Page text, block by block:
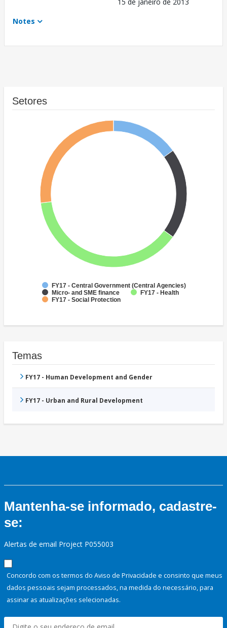
15 de janeiro de 2013
Notes
Setores
FY17 - Central Government (Central Agencies)
Micro- and SME finance
FY17 - Health
FY17 - Social Protection
Temas
FY17 - Human Development and Gender
FY17 - Urban and Rural Development
Mantenha-se informado, cadastre-
se:
Alertas de email Project P055003
Concordo com os termos do Aviso de Privacidade e consinto que meus
dados pessoais sejam processados, na medida do necessário, para
assinar as atualizações selecionadas.